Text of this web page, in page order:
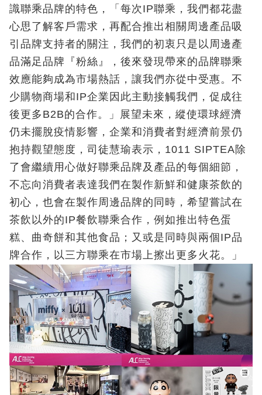
識聯乘品牌的特色，「每次IP聯乘，我們都花盡
心思了解客戶需求，再配合推出相關周邊產品吸
引品牌支持者的關注，我們的初衷只是以周邊產
品滿足品牌『粉絲』，後來發現帶來的品牌聯乘
效應能夠成為市場熱話，讓我們亦從中受惠。不
少購物商場和IP企業因此主動接觸我們，促成往
後更多B2B的合作。」展望未來，縱使環球經濟
仍未擺脫疫情影響，企業和消費者對經濟前景仍
抱持觀望態度，司徒慧瑜表示，1011 SIPTEA除
了會繼續用心做好聯乘品牌及產品的每個細節，
不忘向消費者表達我們在製作新鮮和健康茶飲的
初心，也會在製作周邊品牌的同時，希望嘗試在
茶飲以外的IP餐飲聯乘合作，例如推出特色蛋
糕、曲奇餅和其他食品；又或是同時與兩個IP品
牌合作，以三方聯乘在市場上擦出更多火花。」